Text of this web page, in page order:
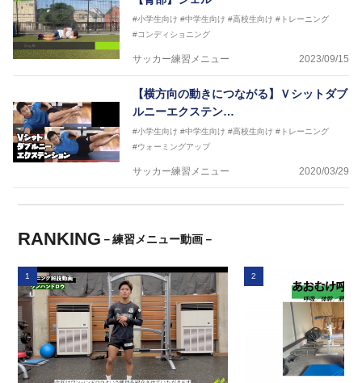
#小学生向け #中学生向け #高校生向け #トレーニング
#コンディショニング
サッカー練習メニュー 2023/09/15
【横方向の動きにつながる】Ｖシットダブ
ルニーエクステン…
#小学生向け #中学生向け #高校生向け #トレーニング
#ウォーミングアップ
サッカー練習メニュー 2020/03/29
RANKING －練習メニュー動画－
1 2